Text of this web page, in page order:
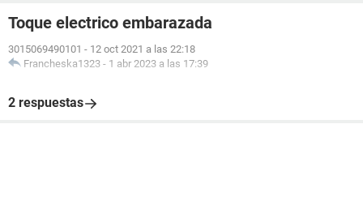
Toque electrico embarazada
3015069490101 - 12 oct 2021 a las 22:18
Francheska1323 - 1 abr 2023 a las 17:39
2 respuestas